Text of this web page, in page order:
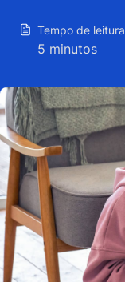
Tempo de leitura
5 minutos